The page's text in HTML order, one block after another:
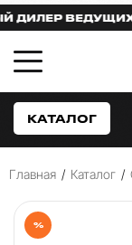
ВЕДУЩИХ
КАТАЛОГ
Главная / Каталог /
%